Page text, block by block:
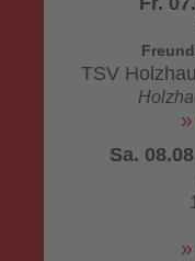
TSV
Sa.